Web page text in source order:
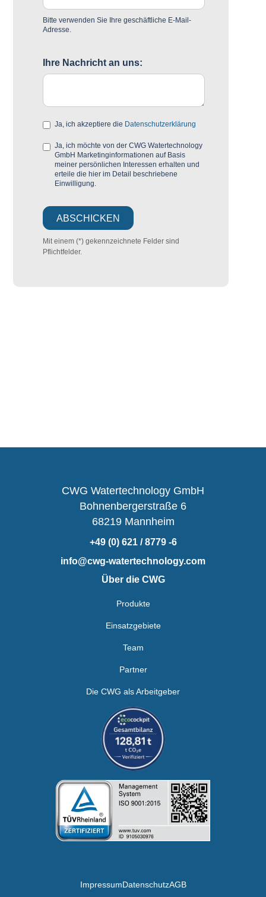
Bitte verwenden Sie Ihre geschäftliche E-Mail-
Adresse.
Ihre Nachricht an uns:
Ja, ich akzeptiere die Datenschutzerklärung
Ja, ich möchte von der CWG Watertechnology
GmbH Marketinginformationen auf Basis
meiner persönlichen Interessen erhalten und
erteile die hier im Detail beschriebene
Einwilligung.
Mit einem (*) gekennzeichnete Felder sind
Pflichtfelder.
CWG Watertechnology GmbH
Bohnenbergerstraße 6
68219 Mannheim
+49 (0) 621 / 8779 -6
info@cwg-watertechnology.com
Über die CWG
Produkte
Einsatzgebiete
Team
Partner
Die CWG als Arbeitgeber
ImpressumDatenschutzAGB